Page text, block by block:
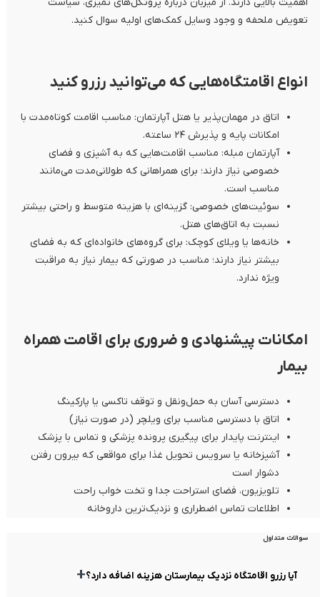
تعویض ملحفه و وجود وسایل کمک‌های اولیه سوال کنید.
انواع اقامتگاه‌هایی که می‌توانید رزرو کنید
اتاق در مهمان‌پذیر یا هتل آپارتمان: مناسب اقامت کوتاه‌مدت با
امکانات پایه و پذیرش ۲۴ ساعته.
آپارتمان مبله: مناسب اقامت‌هایی که به آشپزی و فضای
خصوصی نیاز دارند؛ برای همراهانی که طولانی‌مدت می‌مانند
مناسب است.
سوئیت‌های خصوصی: گزینه‌ای با هزینه متوسط و راحتی بیشتر
نسبت به اتاق‌های هتل.
خانه‌ها یا ویلای کوچک: برای گروه‌های خانواده‌ای که به فضای
بیشتر نیاز دارند؛ مناسب در صورتی که بیمار نیاز به مراقبت
ویژه ندارد.
امکانات پیشنهادی و ضروری برای اقامت همراه
بیمار
دسترسی آسان به حمل‌ونقل و توقف تاکسی یا پارکینگ
اتاق با دسترسی مناسب برای ویلچر (در صورت نیاز)
اینترنت پایدار برای پیگیری پرونده پزشکی و تماس با پزشک
آشپزخانه یا سرویس تحویل غذا برای مواقعی که بیرون رفتن
دشوار است
تلویزیون، فضای استراحت جدا و تخت‌ خواب راحت
اطلاعات تماس اضطراری و نزدیک‌ترین داروخانه
سوالات متداول
آیا رزرو اقامتگاه نزدیک بیمارستان هزینه اضافه دارد؟+